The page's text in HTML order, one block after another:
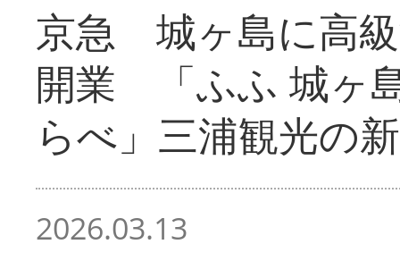
京急 城ヶ島に高
開業 「ふふ 城ヶ
らべ」三浦観光の
2026.03.13